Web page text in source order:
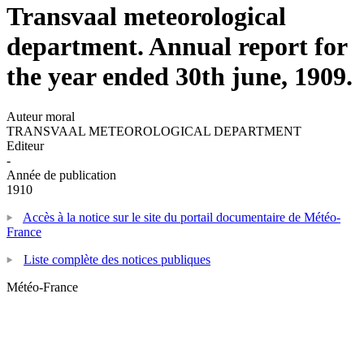
Transvaal meteorological
department. Annual report for
the year ended 30th june, 1909.
Auteur moral
TRANSVAAL METEOROLOGICAL DEPARTMENT
Editeur
-
Année de publication
1910
Accès à la notice sur le site du portail documentaire de Météo-
France
Liste complète des notices publiques
Météo-France